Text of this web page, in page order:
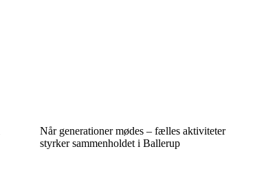
Når generationer mødes – fælles aktiviteter
styrker sammenholdet i Ballerup